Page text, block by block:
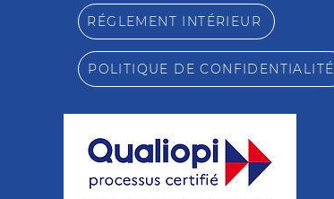
RÉGLEMENT INTÉRIEUR
POLITIQUE DE CONFIDENTIALITÉ